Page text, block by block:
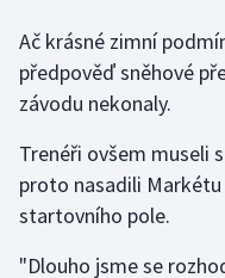
Veslování
Vodní slalom
Volejbal
Ač krásné zimní
předpověď sněhové
závodu nekonaly.
Trenéři ovšem museli
proto nasadili
startovního pole.
"Dlouho jsme se